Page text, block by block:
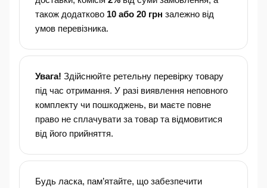
також додатково 10 або 20 грн залежно від
умов перевізника.
Увага! Здійснюйте ретельну перевірку товару
під час отримання. У разі виявлення неповного
комплекту чи пошкоджень, ви маєте повне
право не сплачувати за товар та відмовитися
від його прийняття.
Будь ласка, пам’ятайте, що забезпечити